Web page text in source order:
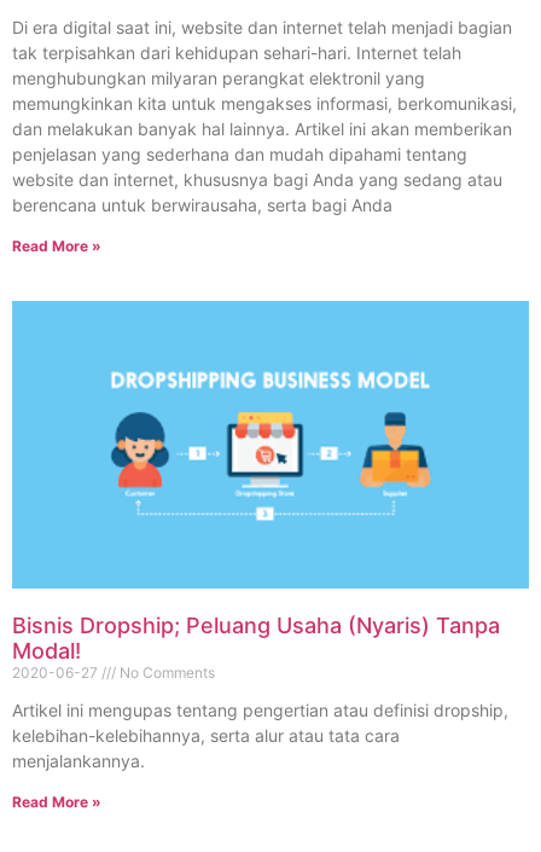
Di era digital saat ini, website dan internet telah menjadi bagian
tak terpisahkan dari kehidupan sehari-hari. Internet telah
menghubungkan milyaran perangkat elektronil yang
memungkinkan kita untuk mengakses informasi, berkomunikasi,
dan melakukan banyak hal lainnya. Artikel ini akan memberikan
penjelasan yang sederhana dan mudah dipahami tentang
website dan internet, khususnya bagi Anda yang sedang atau
berencana untuk berwirausaha, serta bagi Anda
Read More »
Bisnis Dropship; Peluang Usaha (Nyaris) Tanpa
Modal!
2020-06-27 No Comments
Artikel ini mengupas tentang pengertian atau definisi dropship,
kelebihan-kelebihannya, serta alur atau tata cara
menjalankannya.
Read More »